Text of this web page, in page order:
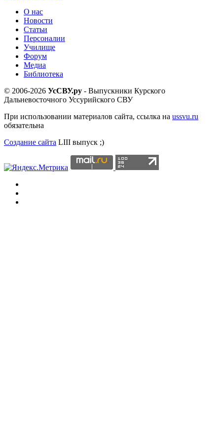
О нас
Новости
Статьи
Персоналии
Училище
Форум
Медиа
Библиотека
© 2006-2026 УсСВУ.ру - Выпускники Курского
Дальневосточного Уссурийского СВУ
При использовании материалов сайта, ссылка на ussvu.ru
обязательна
Создание сайта LIII выпуск ;)